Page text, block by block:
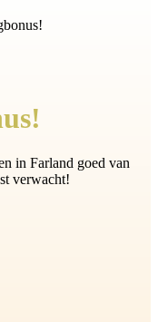
in Farland goed van
verwacht!